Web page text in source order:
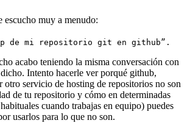
escucho muy a menudo:
de mi repositorio git en github”.
acabo teniendo la misma conversación con
Intento hacerle ver porqué github,
otro servicio de hosting de repositorios no son
de tu repositorio y cómo en determinadas
cuando trabajas en equipo) puedes
usarlos para lo que no son.